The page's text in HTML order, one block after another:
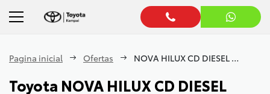
Pagina inicial Ofertas NOVA HILUX CD DIESEL STANDARD POWER PACK AUTOMÁTICA 24/24
Toyota NOVA HILUX CD DIESEL